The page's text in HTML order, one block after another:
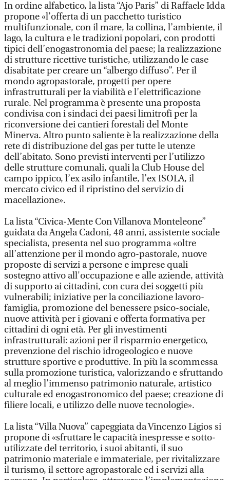
In ordine alfabetico, la lista “Ajo Paris” di Raffaele Idda
propone «l’offerta di un pacchetto turistico
multifunzionale, con il mare, la collina, l’ambiente, il
lago, la cultura e le tradizioni popolari, con prodotti
tipici dell’enogastronomia del paese; la realizzazione
di strutture ricettive turistiche, utilizzando le case
disabitate per creare un “albergo diffuso”. Per il
mondo agropastorale, progetti per opere
infrastrutturali per la viabilità e l’elettrificazione
rurale. Nel programma è presente una proposta
condivisa con i sindaci dei paesi limitrofi per la
riconversione dei cantieri forestali del Monte
Minerva. Altro punto saliente è la realizzazione della
rete di distribuzione del gas per tutte le utenze
dell’abitato. Sono previsti interventi per l’utilizzo
delle strutture comunali, quali la Club House del
campo ippico, l’ex asilo infantile, l’ex ISOLA, il
mercato civico ed il ripristino del servizio di
macellazione».
La lista “Civica-Mente Con Villanova Monteleone”
guidata da Angela Cadoni, 48 anni, assistente sociale
specialista, presenta nel suo programma «oltre
all’attenzione per il mondo agro-pastorale, nuove
proposte di servizi a persone e imprese quali
sostegno attivo all'occupazione e alle aziende, attività
di supporto ai cittadini, con cura dei soggetti più
vulnerabili; iniziative per la conciliazione lavoro-
famiglia, promozione del benessere psico-sociale,
nuove attività per i giovani e offerta formativa per
cittadini di ogni età. Per gli investimenti
infrastrutturali: azioni per il risparmio energetico,
prevenzione del rischio idrogeologico e nuove
strutture sportive e produttive. In più la scommessa
sulla promozione turistica, valorizzando e sfruttando
al meglio l’immenso patrimonio naturale, artistico
culturale ed enogastronomico del paese; creazione di
filiere locali, e utilizzo delle nuove tecnologie».
La lista “Villa Nuova” capeggiata da Vincenzo Ligios si
propone di «sfruttare le capacità inespresse e sotto-
utilizzate del territorio, i suoi abitanti, il suo
patrimonio materiale e immateriale, per rivitalizzare
il turismo, il settore agropastorale ed i servizi alla